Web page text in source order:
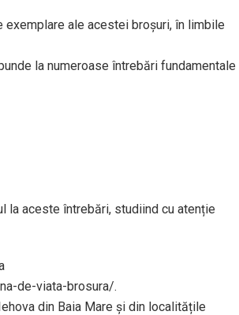
ale acestei broșuri, în limbile
la numeroase întrebări fundamentale
la aceste întrebări, studiind cu atenție
de-viata-brosura/.
din Baia Mare și din localitățile